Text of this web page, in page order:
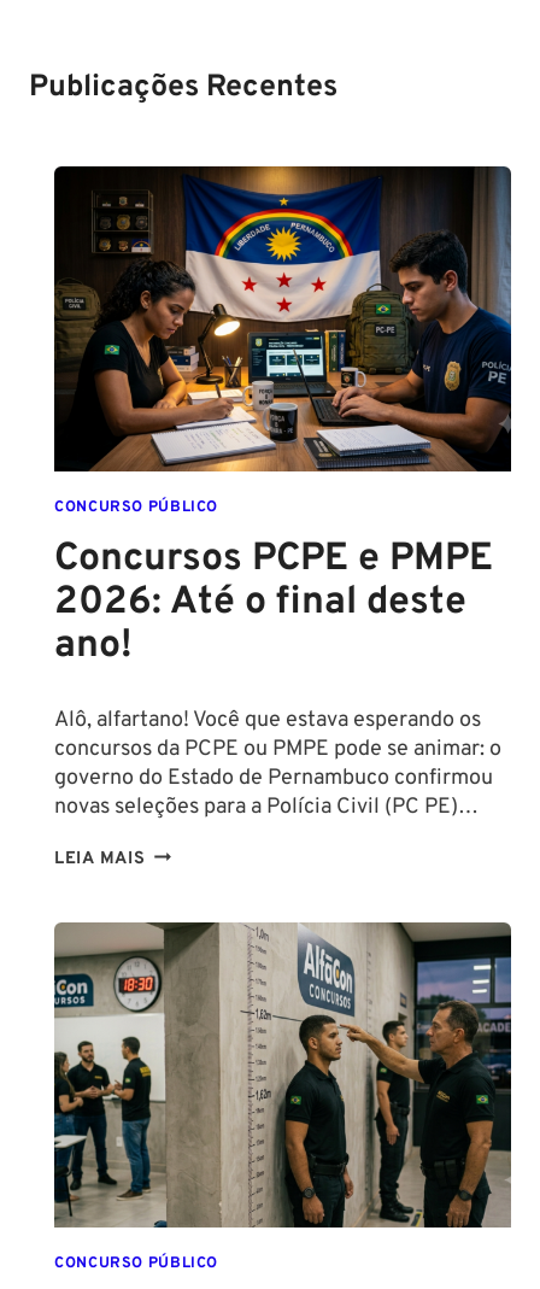
Publicações Recentes
CONCURSO PÚBLICO
Concursos PCPE e PMPE
2026: Até o final deste
ano!
Alô, alfartano! Você que estava esperando os
concursos da PCPE ou PMPE pode se animar: o
governo do Estado de Pernambuco confirmou
novas seleções para a Polícia Civil (PC PE)…
LEIA MAIS CONCURSOS
PMPE
2026:
ATÉ
FINAL
DESTE
ANO!
CONCURSO PÚBLICO